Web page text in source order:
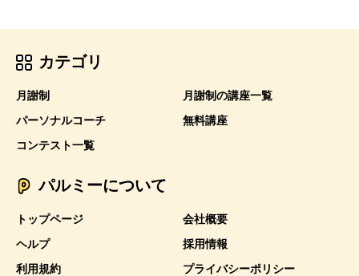
カテゴリ
月謝制
月謝制の講座一覧
パーソナルコーチ
無料講座
コンテスト一覧
パルミーについて
トップページ
会社概要
ヘルプ
採用情報
利用規約
プライバシーポリシー